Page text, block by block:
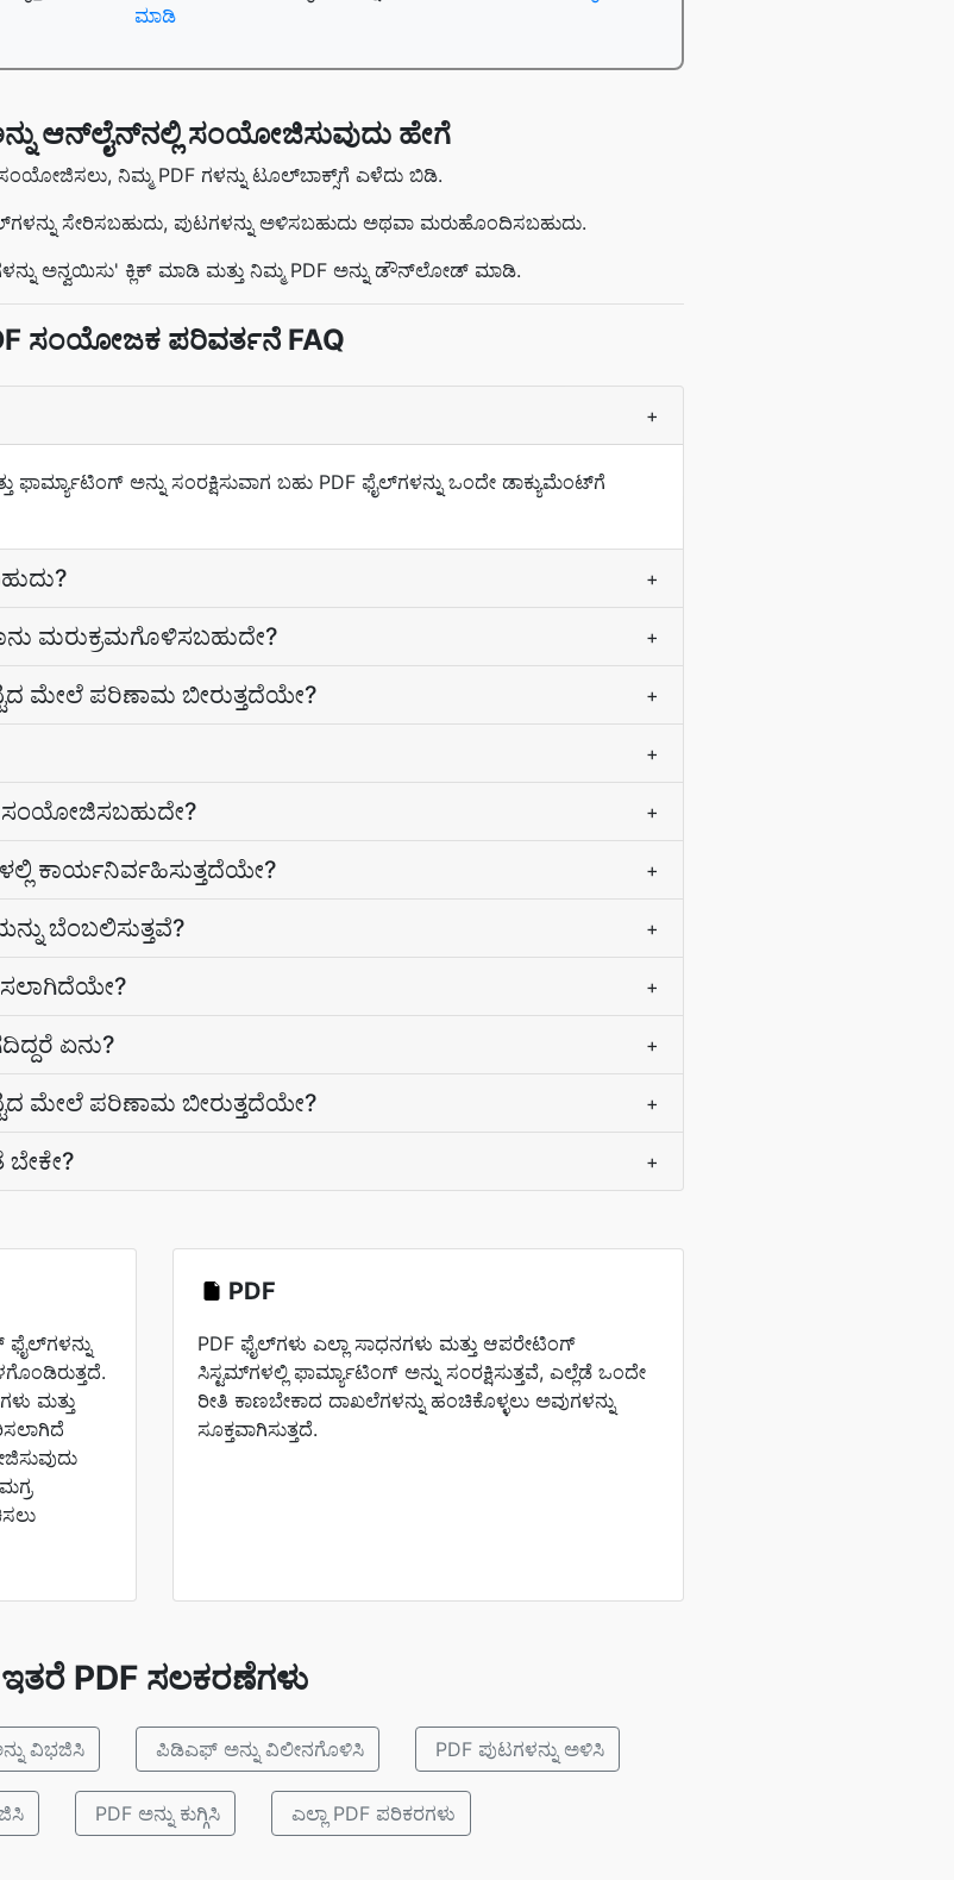
ಮಾಡಿ
ಆನ್‌ಲೈನ್‌ನಲ್ಲಿ ಸಂಯೋಜಿಸುವುದು ಹೇಗೆ
ಸಂಯೋಜಿಸಲು, ನಿಮ್ಮ PDF ಗಳನ್ನು ಟೂಲ್‌ಬಾಕ್ಸ್‌ಗೆ ಎಳೆದು ಬಿಡಿ.
ಸೇರಿಸಬಹುದು, ಪುಟಗಳನ್ನು ಅಳಿಸಬಹುದು ಅಥವಾ ಮರುಹೊಂದಿಸಬಹುದು.
ಅನ್ವಯಿಸು' ಕ್ಲಿಕ್ ಮಾಡಿ ಮತ್ತು ನಿಮ್ಮ PDF ಅನ್ನು ಡೌನ್‌ಲೋಡ್ ಮಾಡಿ.
ಸಂಯೋಜಕ ಪರಿವರ್ತನೆ FAQ
+
ಅನ್ನು ಸಂರಕ್ಷಿಸುವಾಗ ಬಹು PDF ಫೈಲ್‌ಗಳನ್ನು ಒಂದೇ ಡಾಕ್ಯುಮೆಂಟ್‌ಗೆ
+
ಮರುಕ್ರಮಗೊಳಿಸಬಹುದೇ? +
ಮೇಲೆ ಪರಿಣಾಮ ಬೀರುತ್ತದೆಯೇ? +
+
ಸಂಯೋಜಿಸಬಹುದೇ? +
ಕಾರ್ಯನಿರ್ವಹಿಸುತ್ತದೆಯೇ? +
ಬೆಂಬಲಿಸುತ್ತವೆ? +
+
ಏನು? +
ಮೇಲೆ ಪರಿಣಾಮ ಬೀರುತ್ತದೆಯೇ? +
+
ಮತ್ತು
PDF
PDF ಫೈಲ್‌ಗಳು ಎಲ್ಲಾ ಸಾಧನಗಳು ಮತ್ತು ಆಪರೇಟಿಂಗ್
ಸಿಸ್ಟಮ್‌ಗಳಲ್ಲಿ ಫಾರ್ಮ್ಯಾಟಿಂಗ್ ಅನ್ನು ಸಂರಕ್ಷಿಸುತ್ತವೆ, ಎಲ್ಲೆಡೆ ಒಂದೇ
ರೀತಿ ಕಾಣಬೇಕಾದ ದಾಖಲೆಗಳನ್ನು ಹಂಚಿಕೊಳ್ಳಲು ಅವುಗಳನ್ನು
ಸೂಕ್ತವಾಗಿಸುತ್ತದೆ.
ಇತರೆ PDF ಸಲಕರಣೆಗಳು
ವಿಭಜಿಸಿ ಪಿಡಿಎಫ್ ಅನ್ನು ವಿಲೀನಗೊಳಿಸಿ PDF ಪುಟಗಳನ್ನು ಅಳಿಸಿ
PDF ಅನ್ನು ಕುಗ್ಗಿಸಿ ಎಲ್ಲಾ PDF ಪರಿಕರಗಳು